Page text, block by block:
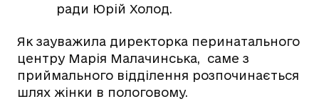
ради Юрій Холод.
Як зауважила директорка перинатального
центру Марія Малачинська,
саме з
приймального відділення розпочинається
шлях жінки в пологовому.